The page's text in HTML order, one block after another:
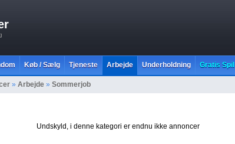
Køb / Sælg Tjeneste Arbejde Underholdning Gratis Spil
» Arbejde » Sommerjob
Undskyld, i denne kategori er endnu ikke annoncer